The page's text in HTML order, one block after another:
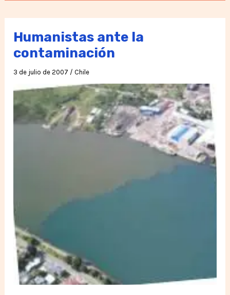
Humanistas ante la
contaminación
3 de julio de 2007 / Chile